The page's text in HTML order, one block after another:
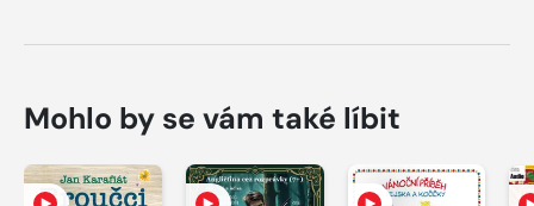
Mohlo by se vám také líbit